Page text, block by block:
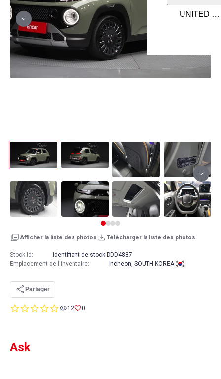
Afficher la liste des photos Télécharger la liste des photos
0.012 0
Ask
Stock Id: Identifiant de stock: DDD4887
Emplacement de l'inventaire: Incheon, SOUTH KOREA
Partager